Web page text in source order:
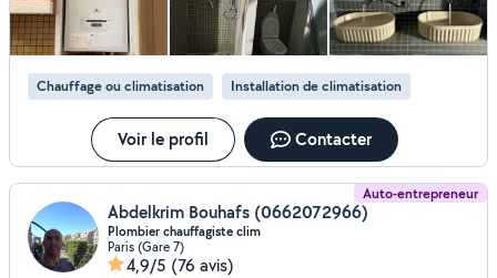
Chauffage ou climatisation Installation de climatisation
Voir le profil Contacter
Auto-entrepreneur
Abdelkrim Bouhafs (0662072966)
Plombier chauffagiste clim
Paris (Gare 7)
4,9/5 (76 avis)